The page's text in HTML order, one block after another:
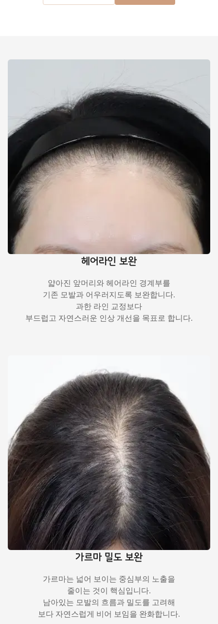
헤어라인 보완
얇아진 앞머리와 헤어라인 경계부를
기존 모발과 어우러지도록 보완합니다.
과한 라인 교정보다
부드럽고 자연스러운 인상 개선을 목표로 합니다.
가르마 밀도 보완
가르마는 넓어 보이는 중심부의 노출을
줄이는 것이 핵심입니다.
남아있는 모발의 흐름과 밀도를 고려해
보다 자연스럽게 비어 보임을 완화합니다.